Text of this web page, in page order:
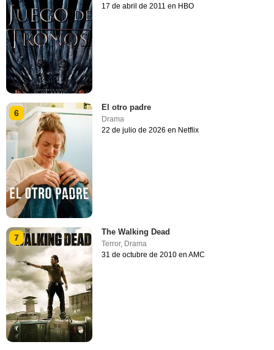
17 de abril de 2011 en HBO
6
El otro padre
Drama
22 de julio de 2026 en Netflix
7
The Walking Dead
Terror, Drama
31 de octubre de 2010 en AMC